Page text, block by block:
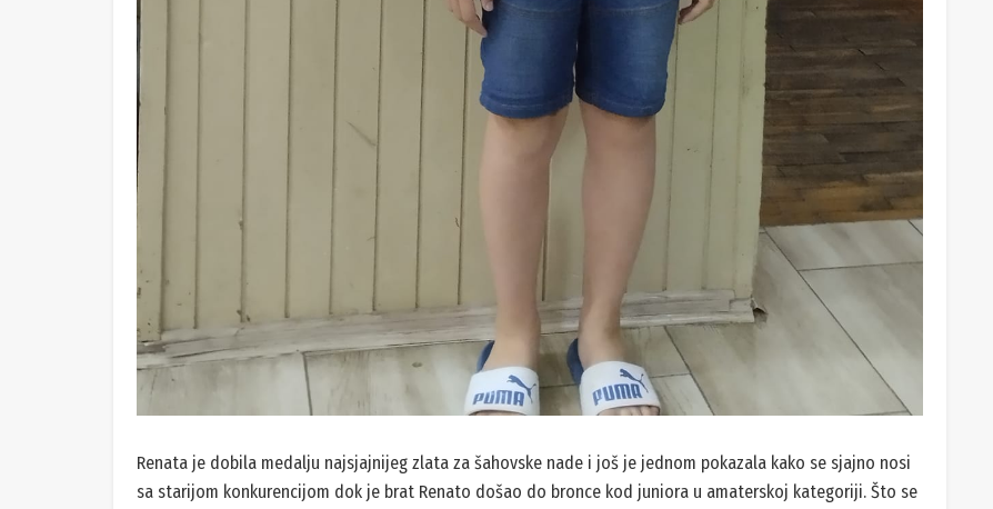
Renata je dobila medalju najsjajnijeg zlata za šahovske nade i još je jednom pokazala kako se sjajno nosi
sa starijom konkurencijom dok je brat Renato došao do bronce kod juniora u amaterskoj kategoriji. Što se